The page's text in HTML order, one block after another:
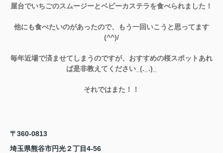
屋台でいちごのスムージーとベビーカステラを食べられました！
他にも食べたいのがあったので、もう一回いこうと思ってます
(^^)/
毎年近場で済ませてしまうのですが、おすすめの桜スポットあれ
ば是非教えてください_(._.)_
それではまた！！
〒360-0813
埼玉県熊谷市円光２丁目4-56